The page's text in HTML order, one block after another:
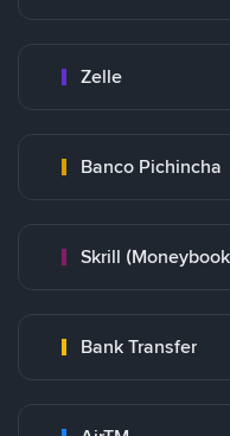
Zelle
Banco Pichincha
Skrill
Bank Transfer